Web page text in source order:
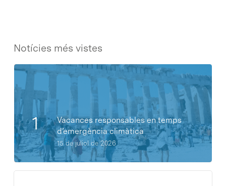
Notícies més vistes
Vacances responsables en temps
d’emergència climàtica
15 de juliol de 2026